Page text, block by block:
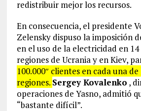
redistribuir mejor los recursos.
En consecuencia, el presidente
Zelensky dispuso la imposición
en el uso de la electricidad en 14
regiones de Ucrania y en Kiev,
100.000″ clientes en cada una de
regiones. Sergey Kovalenko ,
operaciones de Yasno, admitió
“bastante difícil”.